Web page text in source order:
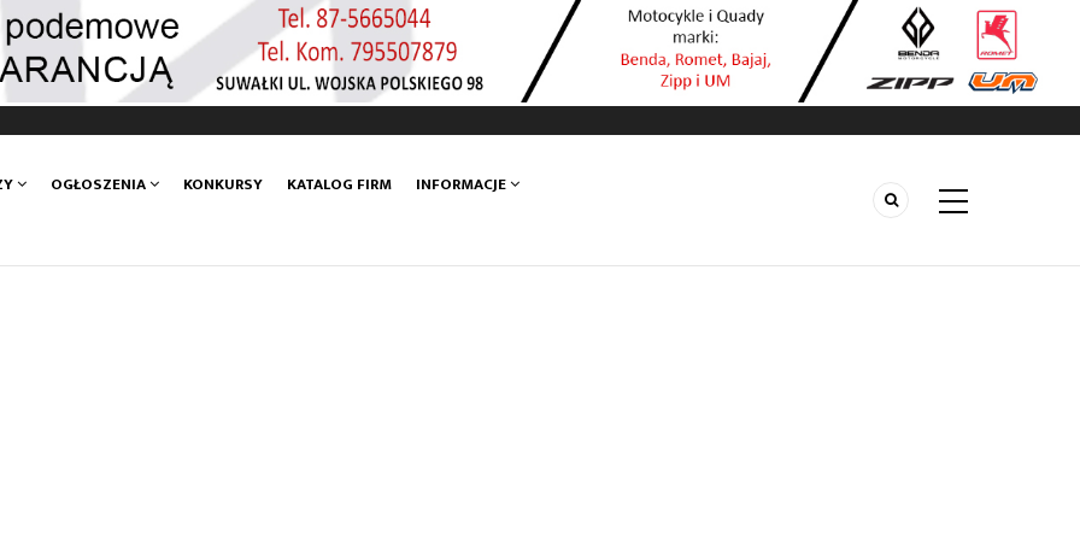
OGŁOSZENIA KONKURSY KATALOG FIRM INFORMACJE